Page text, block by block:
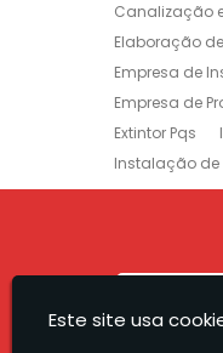
Canalização
Elaboração
Empresa de
Empresa de
Extintor Pqs
Instalação de
Manutenção
Sistemas de
Este site usa